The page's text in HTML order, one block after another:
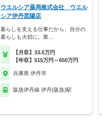
ウエルシア薬局株式会社 ウエル
シア伊丹昆陽店
暮らしを支える仕事だから、自分の
暮らしも大切に。業…
【月収】33.5万円
【年収】515万円～650万円
兵庫県 伊丹市
阪急伊丹線 伊丹(阪急)駅